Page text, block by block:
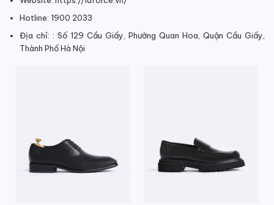
Hotline: 1900 2033
Địa chỉ: : Số 129 Cầu Giấy, Phường Quan Hoa, Quận Cầu Giấy,
Thành Phố Hà Nội